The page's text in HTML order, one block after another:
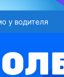
у водителя